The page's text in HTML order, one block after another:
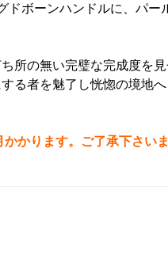
ボーンハンドルに、パー
所の無い完璧な完成度を
る者を魅了し恍惚の境地
かります。ご了承下さいま